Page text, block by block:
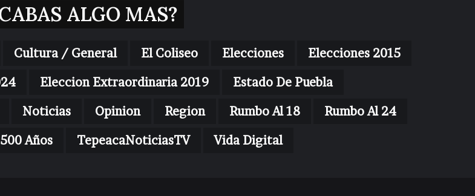
ALGO MAS?
Cultura / General El Coliseo Elecciones
Elecciones 2015
Eleccion Extraordinaria 2019
Estado De Puebla
Noticias Opinion Region Rumbo Al 18
Rumbo Al 24
Años TepeacaNoticiasTV Vida Digital